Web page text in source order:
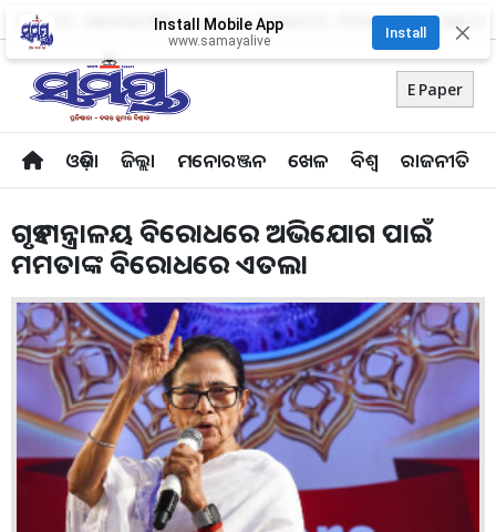
About Us Advertise With Us Career Contact Us Privacy Policy
E Paper
ଓଡ଼ିଶା ଜିଲ୍ଲା ମନୋରଞ୍ଜନ ଖେଳ ବିଶ୍ବ ରାଜନୀତି
Install Mobile App
www.samayalive
Install ✕
ଗୃହ ମନ୍ତ୍ରାଳୟ ବିରୋଧ‌ରେ ଅଭିଯୋଗ ପାଇଁ
ମମତାଙ୍କ ବିରୋଧରେ ଏତଲା